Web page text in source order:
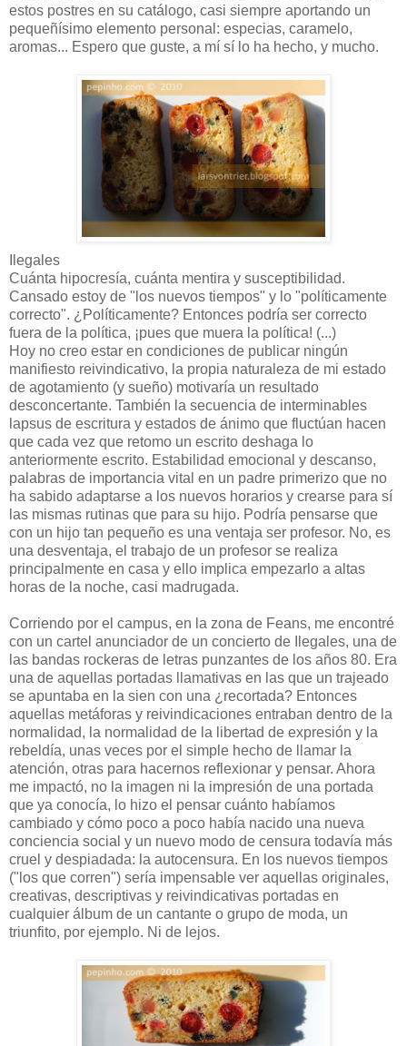
estos postres en su catálogo, casi siempre aportando un
pequeñísimo elemento personal: especias, caramelo,
aromas... Espero que guste, a mí sí lo ha hecho, y mucho.
Ilegales
Cuánta hipocresía, cuánta mentira y susceptibilidad.
Cansado estoy de "los nuevos tiempos" y lo "políticamente
correcto". ¿Políticamente? Entonces podría ser correcto
fuera de la política, ¡pues que muera la política! (...)
Hoy no creo estar en condiciones de publicar ningún
manifiesto reivindicativo, la propia naturaleza de mi estado
de agotamiento (y sueño) motivaría un resultado
desconcertante. También la secuencia de interminables
lapsus de escritura y estados de ánimo que fluctúan hacen
que cada vez que retomo un escrito deshaga lo
anteriormente escrito. Estabilidad emocional y descanso,
palabras de importancia vital en un padre primerizo que no
ha sabido adaptarse a los nuevos horarios y crearse para sí
las mismas rutinas que para su hijo. Podría pensarse que
con un hijo tan pequeño es una ventaja ser profesor. No, es
una desventaja, el trabajo de un profesor se realiza
principalmente en casa y ello implica empezarlo a altas
horas de la noche, casi madrugada.
Corriendo por el campus, en la zona de Feans, me encontré
con un cartel anunciador de un concierto de Ilegales, una de
las bandas rockeras de letras punzantes de los años 80. Era
una de aquellas portadas llamativas en las que un trajeado
se apuntaba en la sien con una ¿recortada? Entonces
aquellas metáforas y reivindicaciones entraban dentro de la
normalidad, la normalidad de la libertad de expresión y la
rebeldía, unas veces por el simple hecho de llamar la
atención, otras para hacernos reflexionar y pensar. Ahora
me impactó, no la imagen ni la impresión de una portada
que ya conocía, lo hizo el pensar cuánto habíamos
cambiado y cómo poco a poco había nacido una nueva
conciencia social y un nuevo modo de censura todavía más
cruel y despiadada: la autocensura. En los nuevos tiempos
("los que corren") sería impensable ver aquellas originales,
creativas, descriptivas y reivindicativas portadas en
cualquier álbum de un cantante o grupo de moda, un
triunfito, por ejemplo. Ni de lejos.